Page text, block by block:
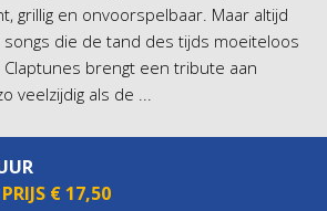
grillig en onvoorspelbaar. Maar altijd
die de tand des tijds moeiteloos
brengt een tribute aan
veelzijdig als de ...
€ 17,50